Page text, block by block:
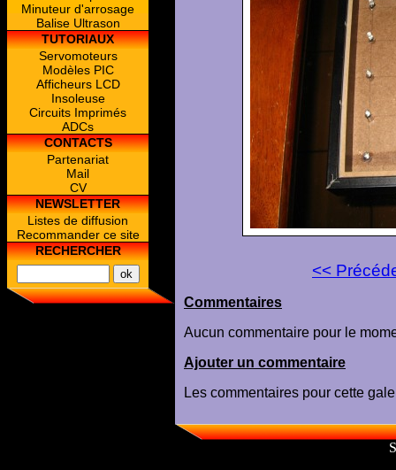
Minuteur d'arrosage
Balise Ultrason
TUTORIAUX
Servomoteurs
Modèles PIC
Afficheurs LCD
Insoleuse
Circuits Imprimés
ADCs
CONTACTS
Partenariat
Mail
CV
NEWSLETTER
Listes de diffusion
Recommander ce site
RECHERCHER
<<
Commentaires
Aucun commentaire pour le
Ajouter un commentaire
Les commentaires pour cette